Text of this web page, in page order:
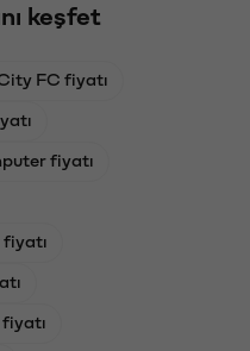
keşfet
FC fiyatı
fiyatı